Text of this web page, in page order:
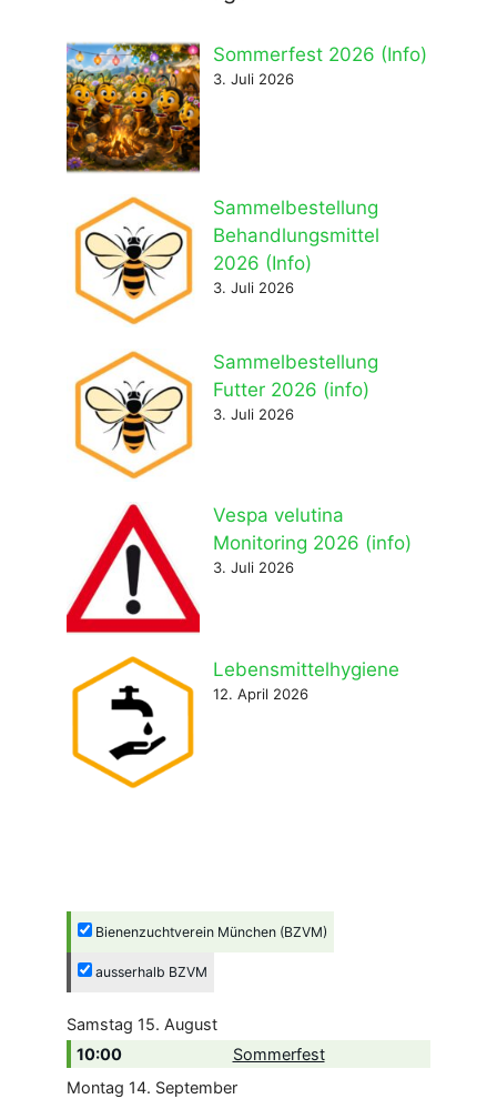
Sommerfest 2026 (Info)
3. Juli 2026
Sammelbestellung
Behandlungsmittel
2026 (Info)
3. Juli 2026
Sammelbestellung
Futter 2026 (info)
3. Juli 2026
Vespa velutina
Monitoring 2026 (info)
3. Juli 2026
Lebensmittelhygiene
12. April 2026
Bienenzuchtverein München (BZVM)
ausserhalb BZVM
Samstag 15. August
10:00
Sommerfest
Montag 14. September